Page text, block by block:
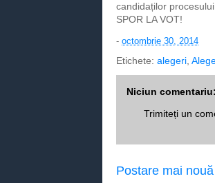
candidaților
SPOR LA VOT!
- octombrie 30, 2014
Etichete: alegeri
Niciun
Trimiteți un
Postare mai nouă